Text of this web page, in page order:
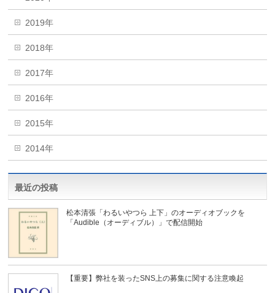
2019年
2018年
2017年
2016年
2015年
2014年
最近の投稿
松本清張「わるいやつら 上下」のオーディオブックを
「Audible（オーディブル）」で配信開始
【重要】弊社を装ったSNS上の募集に関する注意喚起